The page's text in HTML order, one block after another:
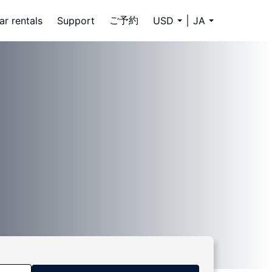
rentals Support ご予約 USD JA